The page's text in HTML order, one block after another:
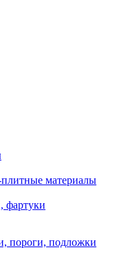
плитные материалы
фартуки
пороги, подложки